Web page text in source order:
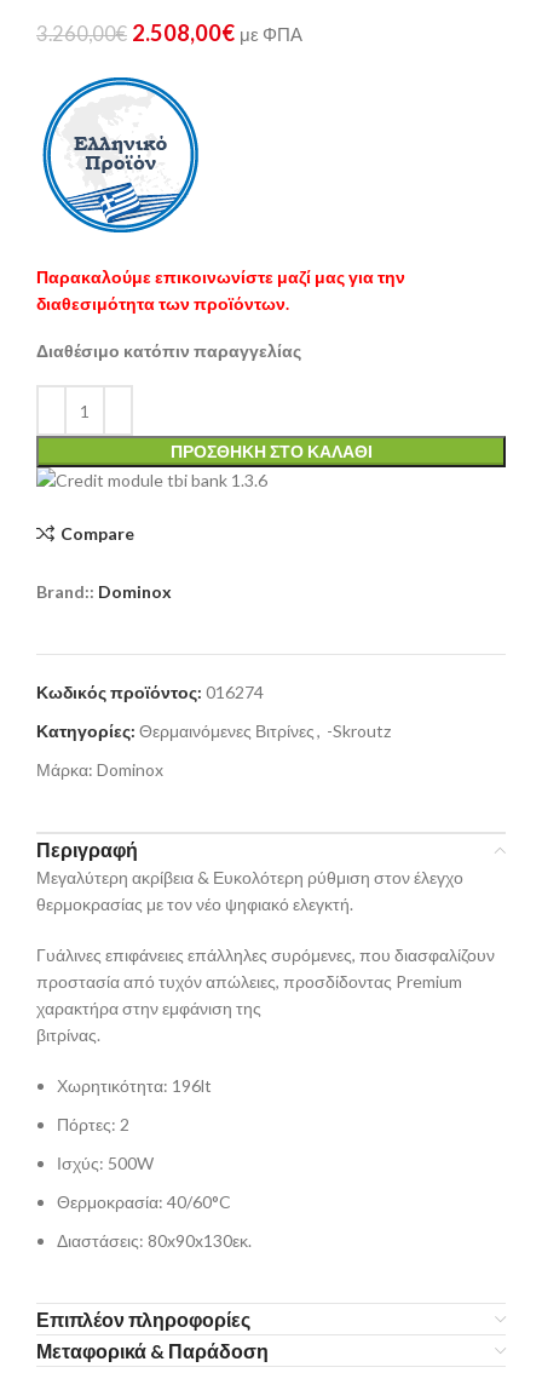
3.260,00€ 2.508,00€ με ΦΠΑ
Παρακαλούμε επικοινωνίστε μαζί μας για την
διαθεσιμότητα των προϊόντων.
Διαθέσιμο κατόπιν παραγγελίας
ΠΡΟΣΘΉΚΗ ΣΤΟ ΚΑΛΆΘΙ
Compare
Brand:: Dominox
Κωδικός προϊόντος: 016274
Κατηγορίες: Θερμαινόμενες Βιτρίνες, -Skroutz
Μάρκα: Dominox
Περιγραφή
Μεγαλύτερη ακρίβεια & Ευκολότερη ρύθμιση στον έλεγχο
θερμοκρασίας με τον νέο ψηφιακό ελεγκτή.
Γυάλινες επιφάνειες επάλληλες συρόμενες, που διασφαλίζουν
προστασία από τυχόν απώλειες, προσδίδοντας Premium
χαρακτήρα στην εμφάνιση της
βιτρίνας.
Χωρητικότητα: 196lt
Πόρτες: 2
Ισχύς: 500W
Θερμοκρασία: 40/60°C
Διαστάσεις: 80x90x130εκ.
Επιπλέον πληροφορίες
Μεταφορικά & Παράδοση